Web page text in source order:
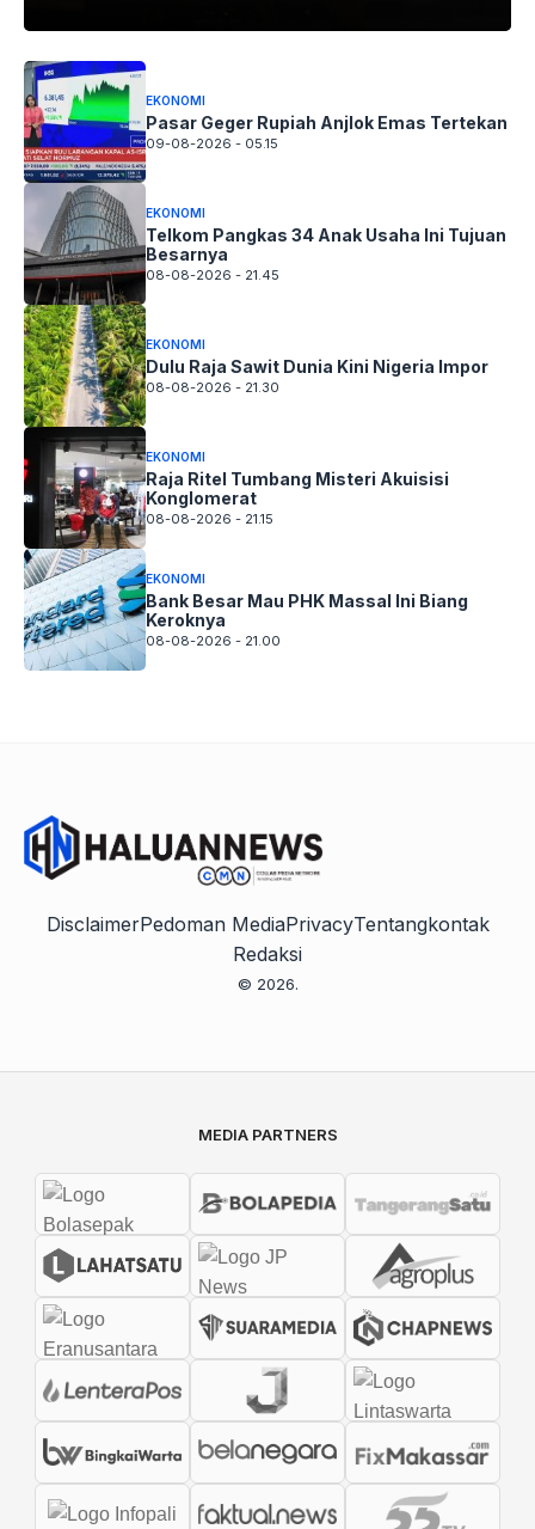
EKONOMI
Pasar Geger Rupiah Anjlok Emas Tertekan
09-08-2026 - 05.15
EKONOMI
Telkom Pangkas 34 Anak Usaha Ini Tujuan
Besarnya
08-08-2026 - 21.45
EKONOMI
Dulu Raja Sawit Dunia Kini Nigeria Impor
08-08-2026 - 21.30
EKONOMI
Raja Ritel Tumbang Misteri Akuisisi
Konglomerat
08-08-2026 - 21.15
EKONOMI
Bank Besar Mau PHK Massal Ini Biang
Keroknya
08-08-2026 - 21.00
DisclaimerPedoman MediaPrivacyTentangkontak
Redaksi
© 2026.
MEDIA PARTNERS